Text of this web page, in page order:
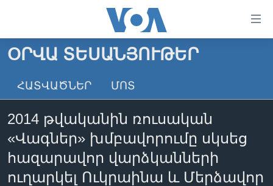
անցնել
հիմնական
անցնել
բովանդակությանը
հիմնական
բովանդակություն
ԳԼԽԱՎՈՐ ԷՋ
ԼՈՒՐԵՐ
ՏԵՍԱՆՅՈՒԹԵՐ
ՖԻԼՄԵՐ
ՖԻԼՄԵՐ
ՄԵՐ ՄԱՍԻՆ
ՕՐՎԱ ՏԵՍԱՆՅՈՒԹԵՐ
ՀԱՏՎԱԾՆԵՐ ՄՈՏ
2014 թվականին ռուսական
«Վագներ» խմբավորումը սկսեց
հազարավոր վարձկանների
ուղարկել Ուկրաինա և Մերձավոր